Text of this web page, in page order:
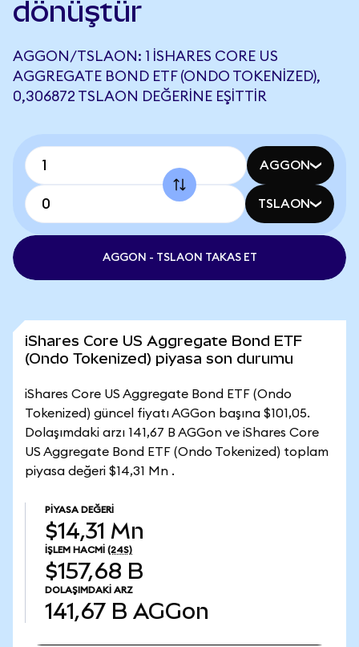
dönüştür
AGGON/TSLAON: 1 ISHARES CORE US
AGGREGATE BOND ETF (ONDO TOKENIZED),
0,306872 TSLAON DEĞERINE EŞITTIR
AGGON
TSLAON
AGGON - TSLAON TAKAS ET
iShares Core US Aggregate Bond ETF
(Ondo Tokenized) piyasa son durumu
iShares Core US Aggregate Bond ETF (Ondo
Tokenized) güncel fiyatı AGGon başına $101,05.
Dolaşımdaki arzı 141,67 B AGGon ve iShares Core
US Aggregate Bond ETF (Ondo Tokenized) toplam
piyasa değeri $14,31 Mn .
PIYASA DEĞERI
$14,31 Mn
İŞLEM HACMI (24S)
$157,68 B
DOLAŞIMDAKI ARZ
141,67 B AGGon